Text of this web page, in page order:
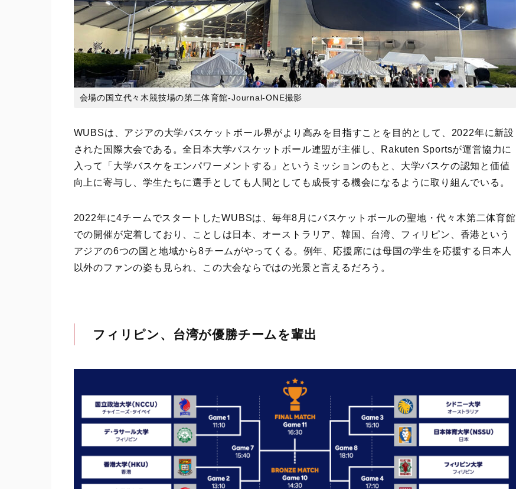
会場の国立代々木競技場の第二体育館-Journal-ONE撮影
WUBSは、アジアの大学バスケットボール界がより高みを目指すことを目的として、2022年に新設
された国際大会である。全日本大学バスケットボール連盟が主催し、Rakuten Sportsが運営協力に
入って「大学バスケをエンパワーメントする」というミッションのもと、大学バスケの認知と価値
向上に寄与し、学生たちに選手としても人間としても成長する機会になるように取り組んでいる。
2022年に4チームでスタートしたWUBSは、毎年8月にバスケットボールの聖地・代々木第二体育館
での開催が定着しており、ことしは日本、オーストラリア、韓国、台湾、フィリピン、香港という
アジアの6つの国と地域から8チームがやってくる。例年、応援席には母国の学生を応援する日本人
以外のファンの姿も見られ、この大会ならではの光景と言えるだろう。
フィリピン、台湾が優勝チームを輩出